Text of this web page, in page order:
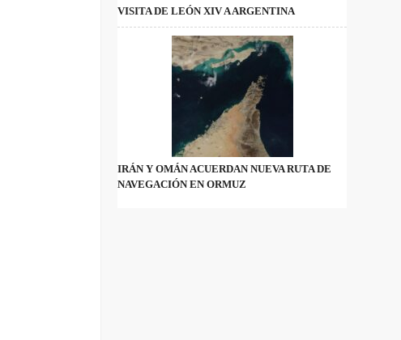
VISITA DE LEÓN XIV A ARGENTINA
IRÁN Y OMÁN ACUERDAN NUEVA RUTA DE
NAVEGACIÓN EN ORMUZ